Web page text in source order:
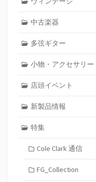
中古楽器
多弦ギター
小物・アクセサリー
店頭イベント
新製品情報
特集
Cole Clark 通信
FG_Collection